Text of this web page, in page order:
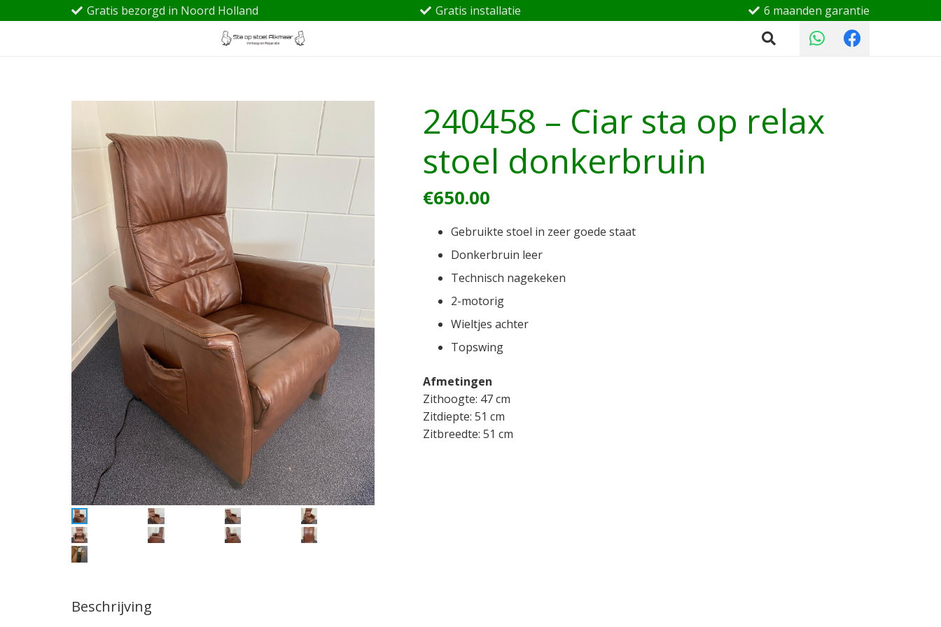
Gratis bezorgd in Noord Holland Gratis installatie 6 maanden garantie
240458 – Ciar sta op relax
stoel donkerbruin
€650.00
Gebruikte stoel in zeer goede staat
Donkerbruin leer
Technisch nagekeken
2-motorig
Wieltjes achter
Topswing
Afmetingen
Zithoogte: 47 cm
Zitdiepte: 51 cm
Zitbreedte: 51 cm
Beschrijving